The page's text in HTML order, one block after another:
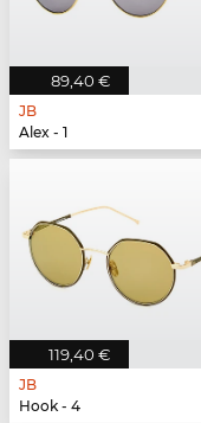
89,40 €
JB
Alex - 1
119,40 €
JB
Hook - 4